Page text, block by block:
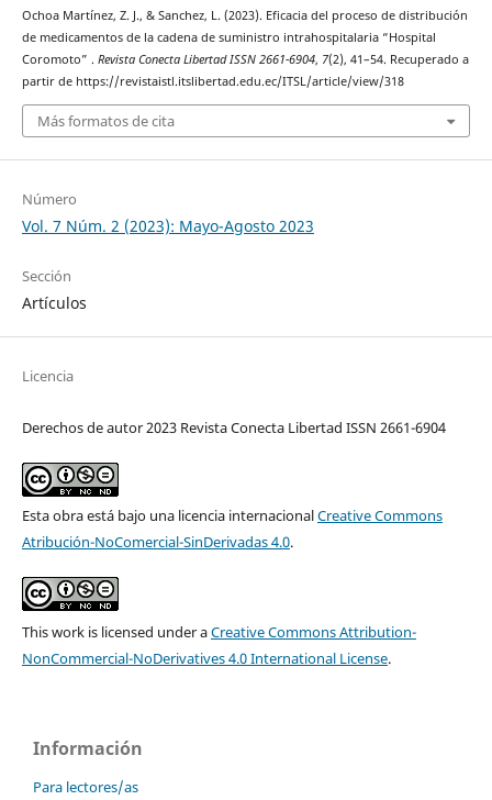
Ochoa Martínez, Z. J., & Sanchez, L. (2023). Eficacia del proceso de distribución
de medicamentos de la cadena de suministro intrahospitalaria “Hospital
Coromoto” . Revista Conecta Libertad ISSN 2661-6904, 7(2), 41–54. Recuperado a
partir de https://revistaistl.itslibertad.edu.ec/ITSL/article/view/318
Más formatos de cita
Número
Vol. 7 Núm. 2 (2023): Mayo-Agosto 2023
Sección
Artículos
Licencia
Derechos de autor 2023 Revista Conecta Libertad ISSN 2661-6904
Esta obra está bajo una licencia internacionalCreative Commons
Atribución-NoComercial-SinDerivadas 4.0.
This work is licensed under aCreative Commons Attribution-
NonCommercial-NoDerivatives 4.0 International License.
Información
Para lectores/as